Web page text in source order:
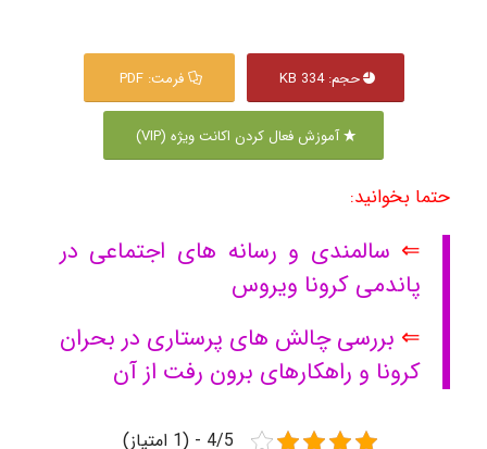
حجم: 334 KB فرمت: PDF
آموزش فعال کردن اکانت ویژه (VIP)
حتما بخوانید:
⇐ سالمندی و رسانه های اجتماعی در
پاندمی کرونا ویروس
⇐ بررسی چالش های پرستاری در بحران
کرونا و راهکارهای برون رفت از آن
4/5 - (1 امتیاز)